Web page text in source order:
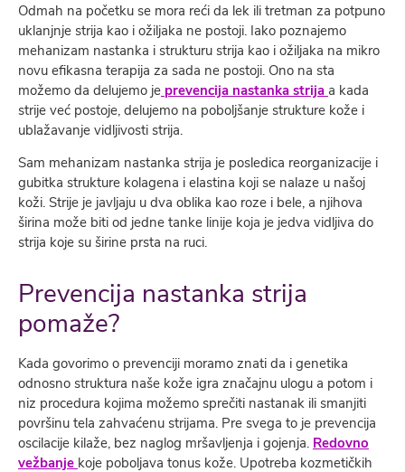
Odmah na početku se mora reći da lek ili tretman za potpuno
uklanjnje strija kao i ožiljaka ne postoji. Iako poznajemo
mehanizam nastanka i strukturu strija kao i ožiljaka na mikro
novu efikasna terapija za sada ne postoji. Ono na sta
možemo da delujemo je prevencija nastanka strija a kada
strije već postoje, delujemo na poboljšanje strukture kože i
ublažavanje vidljivosti strija.
Sam mehanizam nastanka strija je posledica reorganizacije i
gubitka strukture kolagena i elastina koji se nalaze u našoj
koži. Strije je javljaju u dva oblika kao roze i bele, a njihova
širina može biti od jedne tanke linije koja je jedva vidljiva do
strija koje su širine prsta na ruci.
Prevencija nastanka strija
pomaže?
Kada govorimo o prevenciji moramo znati da i genetika
odnosno struktura naše kože igra značajnu ulogu a potom i
niz procedura kojima možemo sprečiti nastanak ili smanjiti
površinu tela zahvaćenu strijama. Pre svega to je prevencija
oscilacije kilaže, bez naglog mršavljenja i gojenja. Redovno
vežbanje koje poboljava tonus kože. Upotreba kozmetičkih